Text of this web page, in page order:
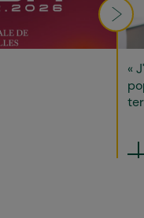
«